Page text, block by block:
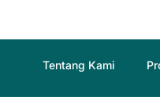
Tentang Kami